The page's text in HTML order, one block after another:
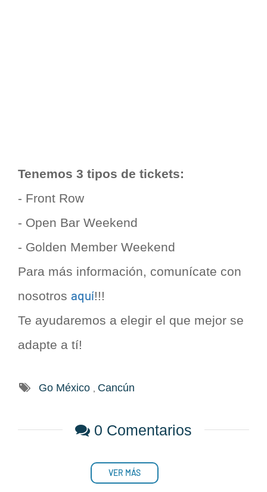
Tenemos 3 tipos de tickets:
- Front Row
- Open Bar Weekend
- Golden Member Weekend
Para más información, comunícate con
nosotros aquí!!!
Te ayudaremos a elegir el que mejor se
adapte a tí!
Go México Cancún
0 Comentarios
VER MÁS